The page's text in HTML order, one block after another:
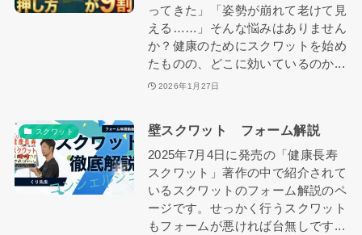
ってきた」「姿勢が崩れて老けて見
える……」そんな悩みはありません
か？健康のためにスクワットを始め
たものの、どこに効いているのか...
2026年1月27日
スクワット 壁スクワット フォーム解説
2025年7月4日に発売の「健康長寿
スクワット」著作の中で紹介されて
いるスクワットのフォーム解説のペ
ージです。せっかく行うスクワット
もフォームが悪ければ台無しです...